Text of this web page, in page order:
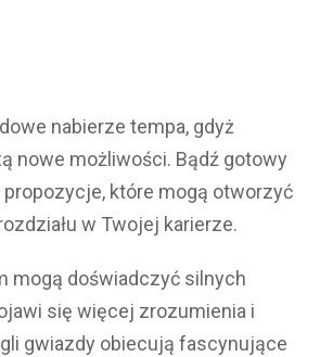
nabierze tempa, gdyż
nowe możliwości. Bądź gotowy
które mogą otworzyć
w Twojej karierze.
mogą doświadczyć silnych
się więcej zrozumienia i
gwiazdy obiecują fascynujące